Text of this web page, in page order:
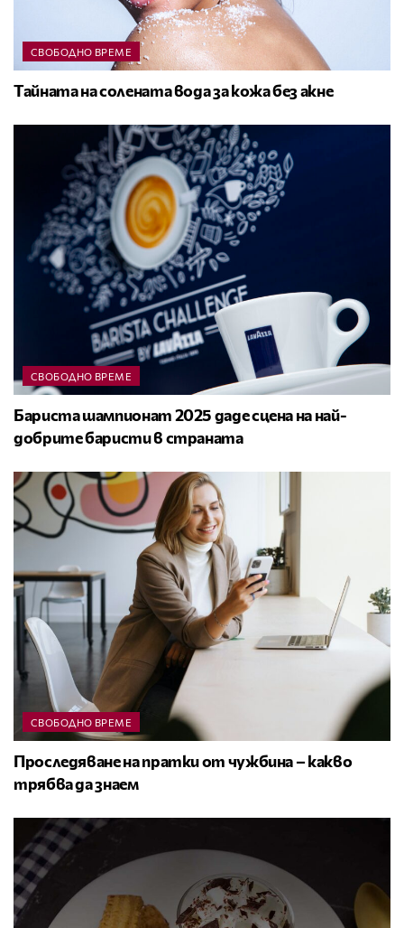
СВОБОДНО ВРЕМЕ
Тайната на солената вода за кожа без акне
СВОБОДНО ВРЕМЕ
Бариста шампионат 2025 даде сцена на най-
добрите баристи в страната
СВОБОДНО ВРЕМЕ
Проследяване на пратки от чужбина – какво
трябва да знаем